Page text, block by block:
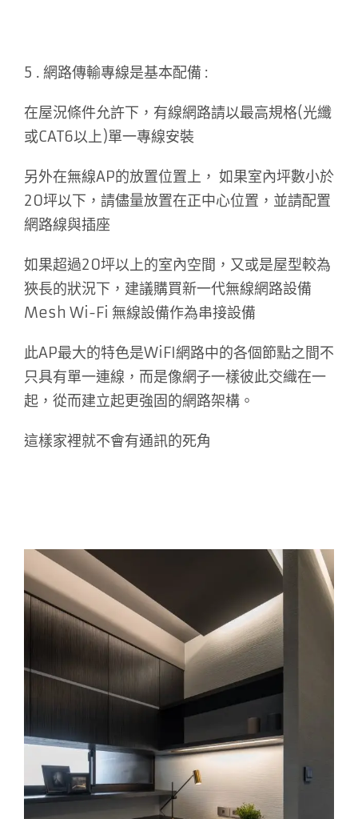
5 . 網路傳輸專線是基本配備 :
在屋況條件允許下，有線網路請以最高規格(光纖
或CAT6以上)單一專線安裝
另外在無線AP的放置位置上， 如果室內坪數小於
20坪以下，請儘量放置在正中心位置，並請配置
網路線與插座
如果超過20坪以上的室內空間，又或是屋型較為
狹長的狀況下，建議購買新一代無線網路設備
Mesh Wi-Fi 無線設備作為串接設備
此AP最大的特色是WiFI網路中的各個節點之間不
只具有單一連線，而是像網子一樣彼此交織在一
起，從而建立起更強固的網路架構。
這樣家裡就不會有通訊的死角